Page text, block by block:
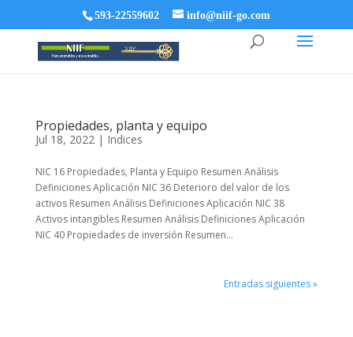
593-22559602 info@niif-go.com
Propiedades, planta y equipo
Jul 18, 2022| Indices
NIC 16 Propiedades, Planta y Equipo Resumen Análisis
Definiciones Aplicación NIC 36 Deterioro del valor de los
activos Resumen Análisis Definiciones Aplicación NIC 38
Activos intangibles Resumen Análisis Definiciones Aplicación
NIC 40 Propiedades de inversión Resumen...
Entradas siguientes »